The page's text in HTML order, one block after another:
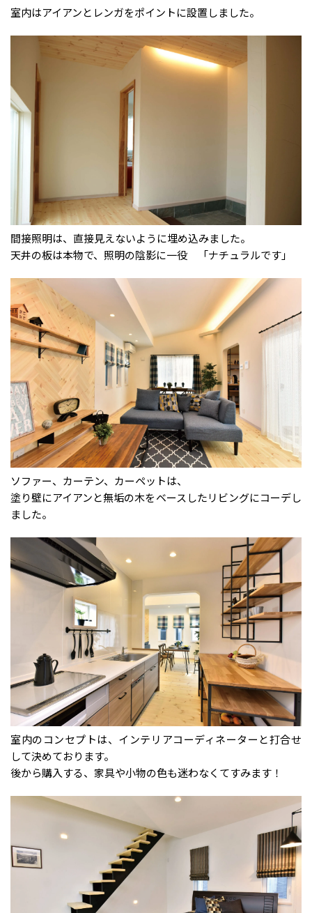
室内はアイアンとレンガをポイントに設置しました。
間接照明は、直接見えないように埋め込みました。
天井の板は本物で、照明の陰影に一役 「ナチュラルです」
ソファー、カーテン、カーペットは、
塗り壁にアイアンと無垢の木をベースしたリビングにコーデし
ました。
室内のコンセプトは、インテリアコーディネーターと打合せ
して決めております。
後から購入する、家具や小物の色も迷わなくてすみます！